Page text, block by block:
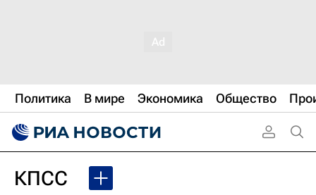
Политика В мире Экономика Общество
КПСС